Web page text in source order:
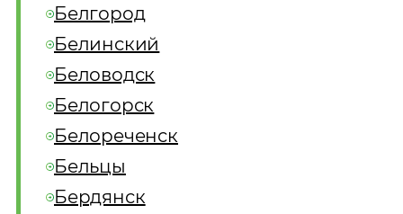
Белгород
Белинский
Беловодск
Белогорск
Белореченск
Бельцы
Бердянск